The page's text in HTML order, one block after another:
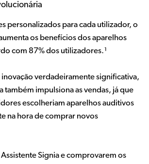
personalizados para cada utilizador, o
os benefícios dos aparelhos
com 87% dos utilizadores.¹
verdadeiramente significativa,
também impulsiona as vendas, já que
escolheriam aparelhos auditivos
na hora de comprar novos
Signia e comprovarem os